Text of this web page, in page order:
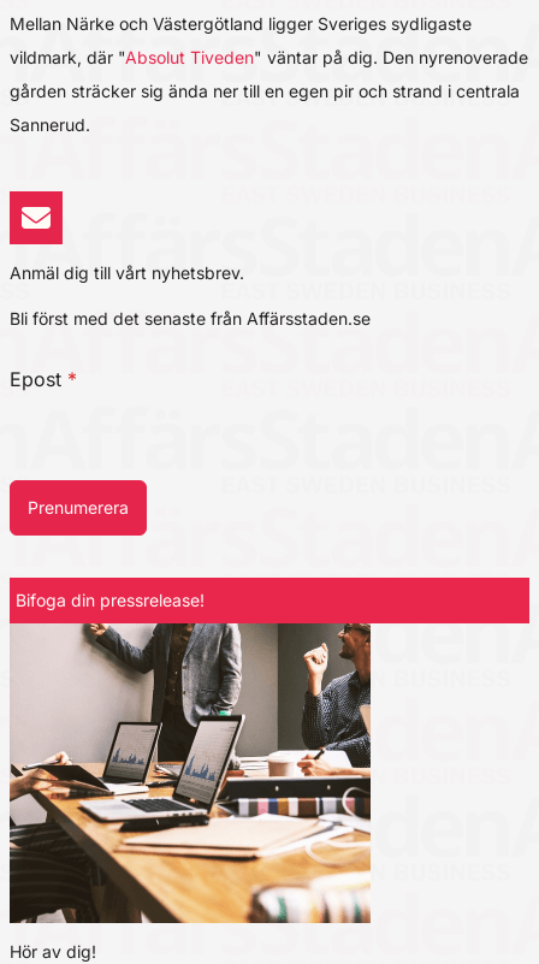
Mellan Närke och Västergötland ligger Sveriges sydligaste
vildmark, där "Absolut Tiveden" väntar på dig. Den nyrenoverade
gården sträcker sig ända ner till en egen pir och strand i centrala
Sannerud.
Anmäl dig till vårt nyhetsbrev.
Bli först med det senaste från Affärsstaden.se
Epost *
Prenumerera
Bifoga din pressrelease!
Hör av dig!